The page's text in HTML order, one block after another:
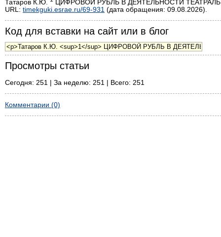
Татаров К.Ю.
ЦИФРОВОЙ РУБЛЬ В ДЕЯТЕЛЬНОСТИ
URL: timekguki.esrae.ru/69-931 (дата обращения: 09.08.2026).
Код для вставки на сайт или в блог
Просмотры статьи
Сегодня: 251 | За неделю: 251 | Всего: 251
Комментарии (0)